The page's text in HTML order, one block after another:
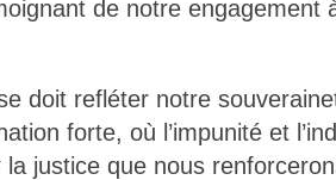
de notre engagement
doit refléter notre
forte, où l’impunité et
la justice que nous